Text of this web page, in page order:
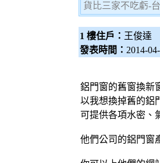
貨比三家不吃虧-
1 樓住戶： 王俊達
發表時間： 2014-
鋁門窗的舊窗換新
以我想換掉舊的鋁
可提供各項水密、
他們公司的鋁門窗